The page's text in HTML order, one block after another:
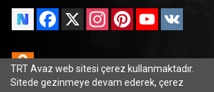
Facebook
X InstagramPinterestYouTube
Odnoklassniki
TRT Avaz web sitesi çerez kullanmaktadır.
Sitede gezinmeye devam ederek, çerez